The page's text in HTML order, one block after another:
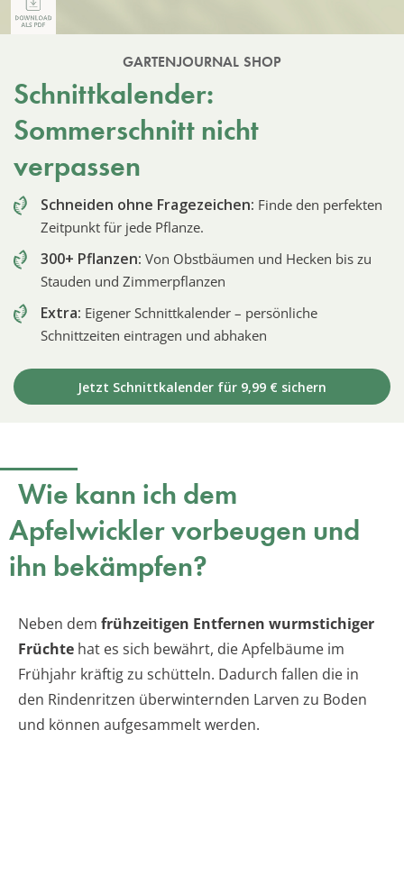
GARTENJOURNAL SHOP
Schnittkalender:
Sommerschnitt nicht
verpassen
Schneiden ohne Fragezeichen: Finde den perfekten
Zeitpunkt für jede Pflanze.
300+ Pflanzen: Von Obstbäumen und Hecken bis zu
Stauden und Zimmerpflanzen
Extra: Eigener Schnittkalender – persönliche
Schnittzeiten eintragen und abhaken
Jetzt Schnittkalender für 9,99 € sichern
Wie kann ich dem
Apfelwickler vorbeugen und
ihn bekämpfen?
Neben dem frühzeitigen Entfernen wurmstichiger
Früchte hat es sich bewährt, die Apfelbäume im
Frühjahr kräftig zu schütteln. Dadurch fallen die in
den Rindenritzen überwinternden Larven zu Boden
und können aufgesammelt werden.